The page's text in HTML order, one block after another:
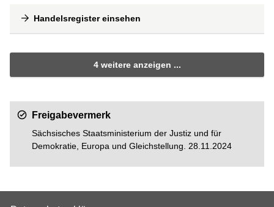
Handelsregister einsehen
4 weitere anzeigen ...
Freigabevermerk
Sächsisches Staatsministerium der Justiz und für
Demokratie, Europa und Gleichstellung. 28.11.2024